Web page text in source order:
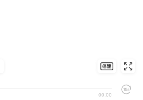
00:00